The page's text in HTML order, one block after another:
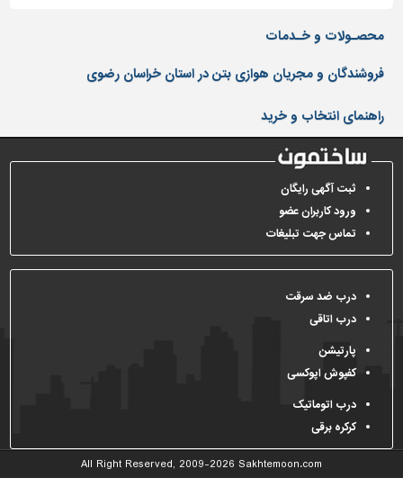
نرده
و
حفاظ
کفپوش
و
سنگ
سرویس
بهداشتی
ابزار،یراق
و
آلات
برقی،روشنایی،ایمنی
محوطه
سازی
و
نما
ساخت
محصـولات و خـدمات
فروشندگان و مجریان هوازی بتن در استان خراسان رضوی
راهنمای انتخاب و خرید
ثبت آگهی رایگان
ورود کاربران عضو
تماس جهت تبلیغات
درب ضد سرقت
درب اتاقی
پارتیشن
کفپوش اپوکسی
درب اتوماتیک
کرکره برقی
All Right Reserved, 2009-2026 Sakhtemoon.com